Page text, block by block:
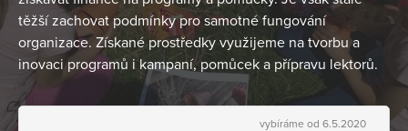
těžší zachovat podmínky pro samotné fungování
organizace. Získané prostředky využijeme na tvorbu a
inovaci programů i kampaní, pomůcek a přípravu lektorů.
vybíráme od 6.5.2020